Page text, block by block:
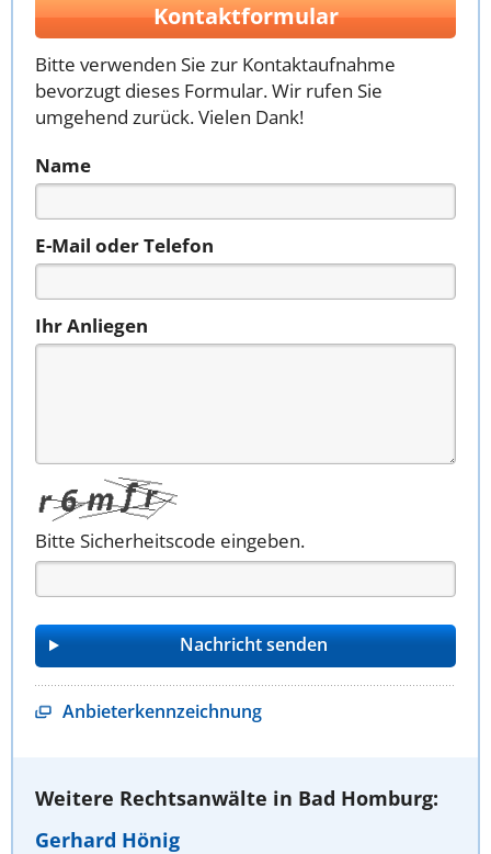
Kontaktformular
Bitte verwenden Sie zur Kontaktaufnahme
bevorzugt dieses Formular. Wir rufen Sie
umgehend zurück. Vielen Dank!
Name
E-Mail oder Telefon
Ihr Anliegen
Bitte Sicherheitscode eingeben.
Anbieterkennzeichnung
Weitere Rechtsanwälte in Bad Homburg:
Gerhard Hönig